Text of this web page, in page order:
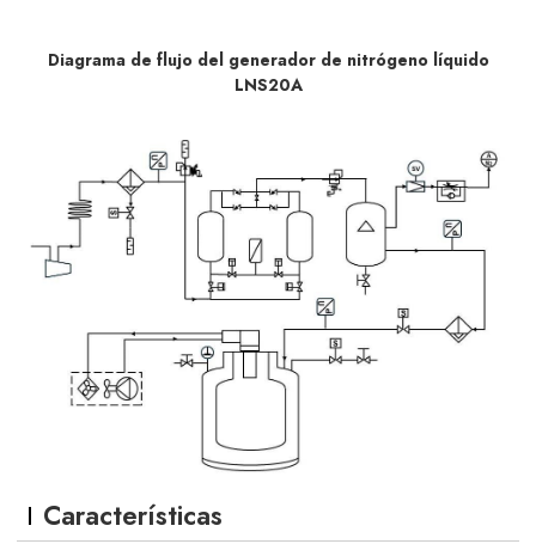
Diagrama de flujo del generador de nitrógeno líquido
LNS20A
Características